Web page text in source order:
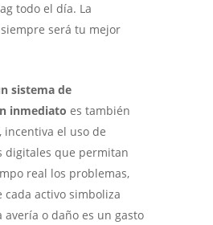
todo el día. La
será tu mejor
sistema de
inmediato es también
el uso de
digitales que permitan
real los problemas,
cada activo simboliza
avería o daño es un gasto